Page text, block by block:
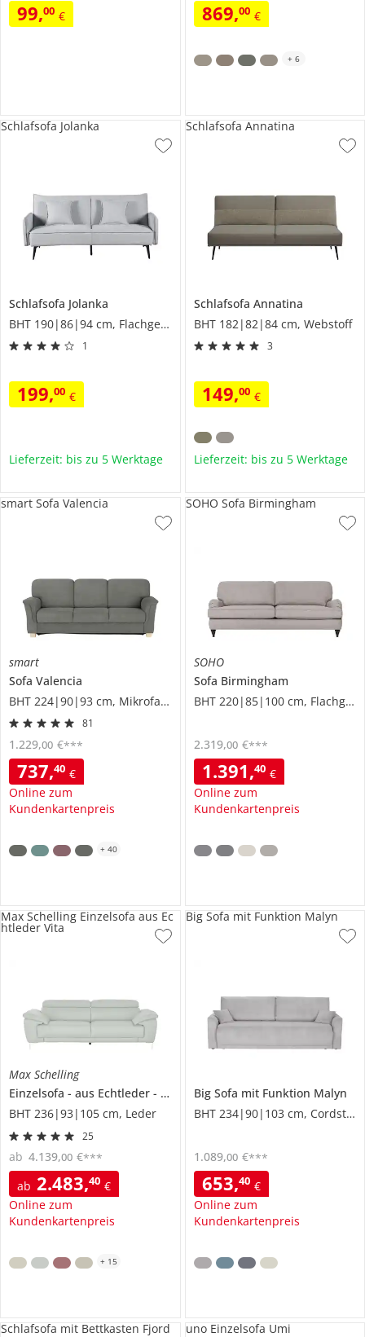
99,00 € 869,00 €
+ 6
Schlafsofa Jolanka
BHT 190|86|94 cm, Flachgewebe
1
199,00 €
Schlafsofa Jolanka
Lieferzeit: bis zu 5 Werktage
Schlafsofa Annatina
BHT 182|82|84 cm, Webstoff
3
149,00 €
Schlafsofa Annatina
Lieferzeit: bis zu 5 Werktage
smart
Sofa Valencia
BHT 224|90|93 cm, Mikrofaser
81
737,40 €
Online zum
Kundenkartenpreis
1.229,00 €***
smart Sofa Valencia
+ 40
SOHO
Sofa Birmingham
BHT 220|85|100 cm, Flachgewebe
1.391,40 €
Online zum
Kundenkartenpreis
2.319,00 €***
SOHO Sofa Birmingham
Max Schelling
Einzelsofa
aus Echtleder
Vita
BHT 236|93|105 cm, Leder
25
ab 2.483,40 €
Online zum
Kundenkartenpreis
ab 4.139,00 €***
Max Schelling Einzelsofa aus Ec
htleder Vita
+ 15
Big Sofa mit Funktion Malyn
BHT 234|90|103 cm, Cordstoff
653,40 €
Online zum
Kundenkartenpreis
1.089,00 €***
Big Sofa mit Funktion Malyn
Schlafsofa mit Bettkasten Fjord uno Einzelsofa Umi